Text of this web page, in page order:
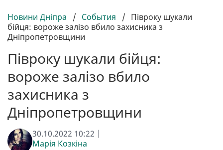
Новини Дніпра / События / Півроку шукали
бійця: вороже залізо вбило захисника з
Дніпропетровщини
Півроку шукали бійця:
вороже залізо вбило
захисника з
Дніпропетровщини
30.10.2022 10:22 |
Марія Козкіна